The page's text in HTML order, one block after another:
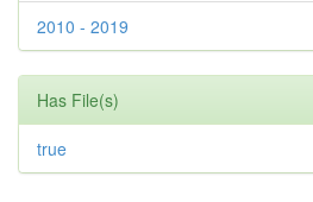
2010 - 2019
Has File(s)
true